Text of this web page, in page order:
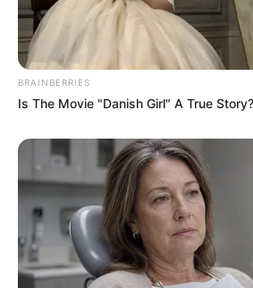
Men 45+ Are Trying This To
MEDVI
BRAINBERRIES
Is The Movie "Danish Girl" A True Story?